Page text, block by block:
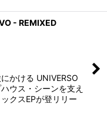
- REMIXED
かける UNIVERSO
ウス・シーンを支え
クスEPが登リリー